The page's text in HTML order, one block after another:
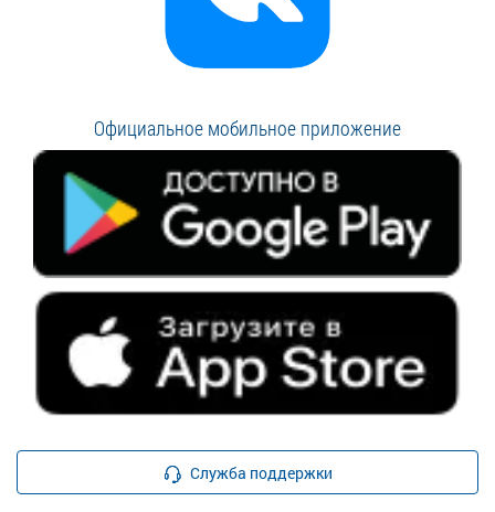
Официальное мобильное приложение
Служба поддержки